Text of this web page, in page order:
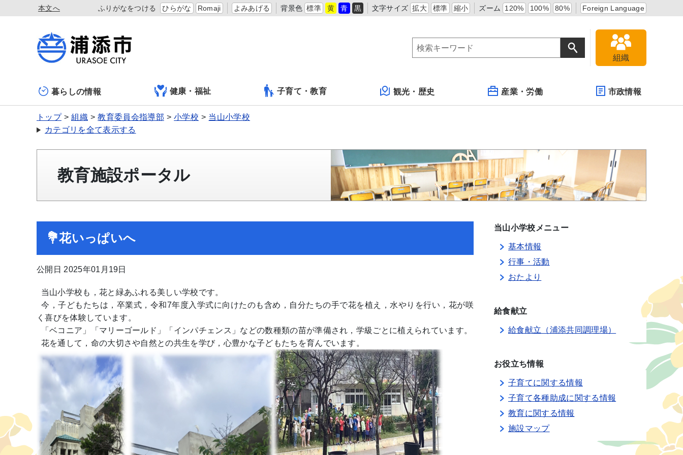
本文へ ふりがなをつける ひらがな Romaji よみあげる 背景色 標準 黄 青 黒 文字サイズ 拡大 標準 縮小 ズーム 120% 100% 80% Foreign Language
組織
暮らしの情報 健康・福祉 子育て・教育 観光・歴史 産業・労働 市政情報
トップ 組織 教育委員会指導部 小学校
当山小学校
カテゴリを全て表示する
教育施設ポータル
💐花いっぱいへ
公開日 2025年01月19日
当山小学校も，花と緑あふれる美しい学校です。
今，子どもたちは，卒業式，令和7年度入学式に向けたのも含め，自分たちの手で花を植え，水やりを行い，花が咲
く喜びを体験しています。
「ベコニア」「マリーゴールド」「インパチェンス」などの数種類の苗が準備され，学級ごとに植えられています。
花を通して，命の大切さや自然との共生を学び，心豊かな子どもたちを育んでいます。
当山小学校メニュー
基本情報
行事・活動
おたより
給食献立
給食献立（浦添共同調理場）
お役立ち情報
子育てに関する情報
子育て各種助成に関する情報
教育に関する情報
施設マップ